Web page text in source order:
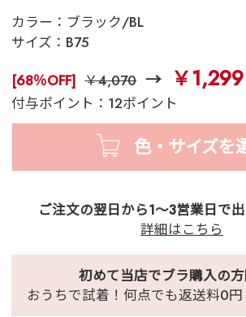
カラー： ブラック/BL
サイズ： B75
[68％OFF] ￥4,070 ￥1,299
付与ポイント：12ポイント
色・サイズを
ご注文の翌日から1～3営業日で出
詳細はこちら
初めて当店でブラ購入の方
おうちで試着！何点でも返送料0